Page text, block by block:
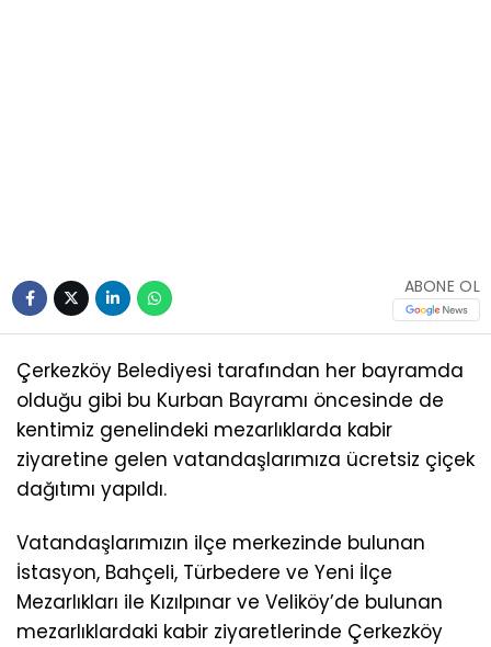
ABONE OL
Çerkezköy Belediyesi tarafından her bayramda
olduğu gibi bu Kurban Bayramı öncesinde de
kentimiz genelindeki mezarlıklarda kabir
ziyaretine gelen vatandaşlarımıza ücretsiz çiçek
dağıtımı yapıldı.
Vatandaşlarımızın ilçe merkezinde bulunan
İstasyon, Bahçeli, Türbedere ve Yeni İlçe
Mezarlıkları ile Kızılpınar ve Veliköy’de bulunan
mezarlıklardaki kabir ziyaretlerinde Çerkezköy